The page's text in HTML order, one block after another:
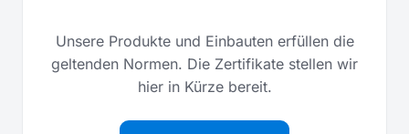
Unsere Produkte und Einbauten erfüllen die
geltenden Normen. Die Zertifikate stellen wir
hier in Kürze bereit.